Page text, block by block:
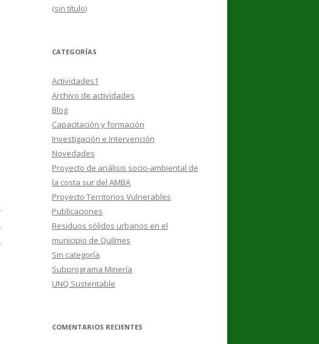
(sin título)
CATEGORÍAS
Actividades1
Archivo de actividades
Blog
Capacitación y formación
Investigación e Intervención
Novedades
Proyecto de análisis socio-ambiental de
la costa sur del AMBA
Proyecto Territorios Vulnerables
Publicaciones
Residuos sólidos urbanos en el
municipio de Quilmes
Sin categoría
Subprograma Minería
UNQ Sustentable
COMENTARIOS RECIENTES